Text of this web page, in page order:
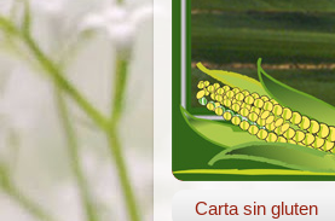
Carta sin gluten